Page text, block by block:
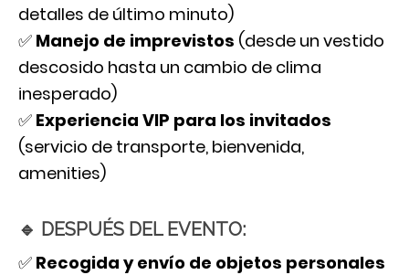
detalles de último minuto)
✅ Manejo de imprevistos (desde un vestido
descosido hasta un cambio de clima
inesperado)
✅ Experiencia VIP para los invitados
(servicio de transporte, bienvenida,
amenities)
🔹 DESPUÉS DEL EVENTO:
✅ Recogida y envío de objetos personales